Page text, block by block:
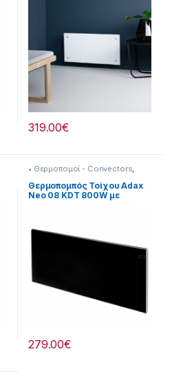
319.00€
• Θερμοπομοί - Convectors
Adax , Adax Neo Black
Θερναντικά
Θερμοπομπός Τοίχου Adax
Neo 08 KDT 800W με
279.00€